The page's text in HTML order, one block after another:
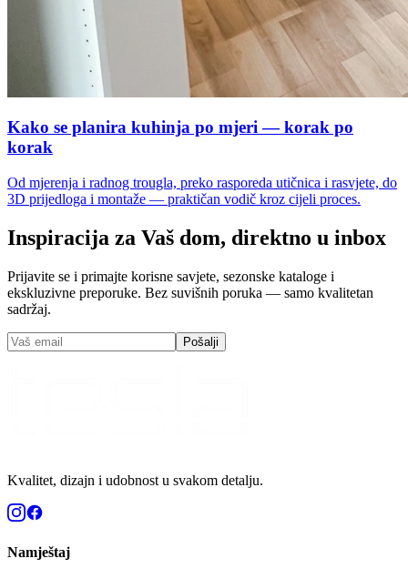
Kako se planira kuhinja po mjeri — korak po
korak
Od mjerenja i radnog trougla, preko rasporeda utičnica i rasvjete, do
3D prijedloga i montaže — praktičan vodič kroz cijeli proces.
Inspiracija za Vaš dom, direktno u inbox
Prijavite se i primajte korisne savjete, sezonske kataloge i
ekskluzivne preporuke. Bez suvišnih poruka — samo kvalitetan
sadržaj.
Pošalji
Kvalitet, dizajn i udobnost u svakom detalju.
Namještaj